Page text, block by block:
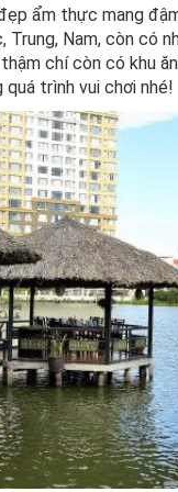
ẩm thực mang
Nam, còn có
chí còn có khu
trình vui chơi nhé!